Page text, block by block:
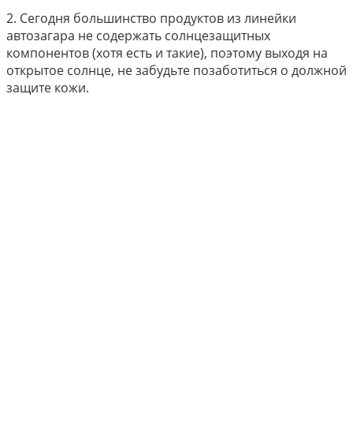
2. Сегодня большинство продуктов из линейки
автозагара не содержать солнцезащитных
компонентов (хотя есть и такие), поэтому выходя на
открытое солнце, не забудьте позаботиться о должной
защите кожи.